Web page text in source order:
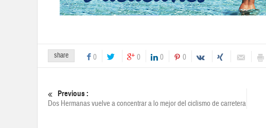
share 0 0 0 0
Previous :
Dos Hermanas vuelve a concentrar a lo mejor del ciclismo de carretera